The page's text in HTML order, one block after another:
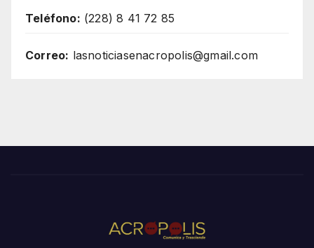
Teléfono: (228) 8 41 72 85
Correo: lasnoticiasenacropolis@gmail.com